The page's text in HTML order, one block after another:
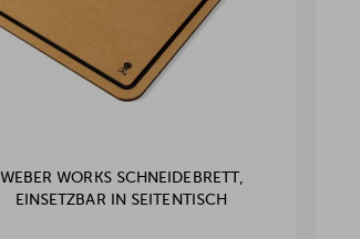
WEBER WORKS SCHNEIDEBRETT,
EINSETZBAR IN SEITENTISCH